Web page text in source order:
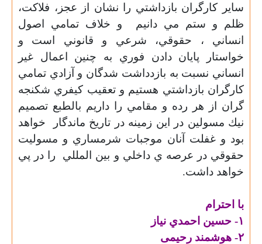
ساير كارگران بازداشتي را نشان از عجز، فلاكت،
ظلم و ستم مي دانيم
و خلاف تمامي اصول
انساني ، حقوقي،
شرعي و قانوني است و
خواستار پايان دادن فوري به چنين اعمال غير
انساني نسبت به بازدداشت شدگان و آزادي تمامي
كارگران بازداشتي هستيم و تعقيب كيفري شكنجه
گران از هر رده و مقامي را داريم بالطبع تصميم
نيك مسولين در اين زمينه در تاريخ ماندگار
خواهد
بود و غفلت آنان موجبات شرمساري و مسوليت
حقوقي در عرصه ي داخلي و بين المللي
را در پي
خواهد داشت.
با احترام
١- حسين احمدي نياز
٢- هوشمند رحيمی